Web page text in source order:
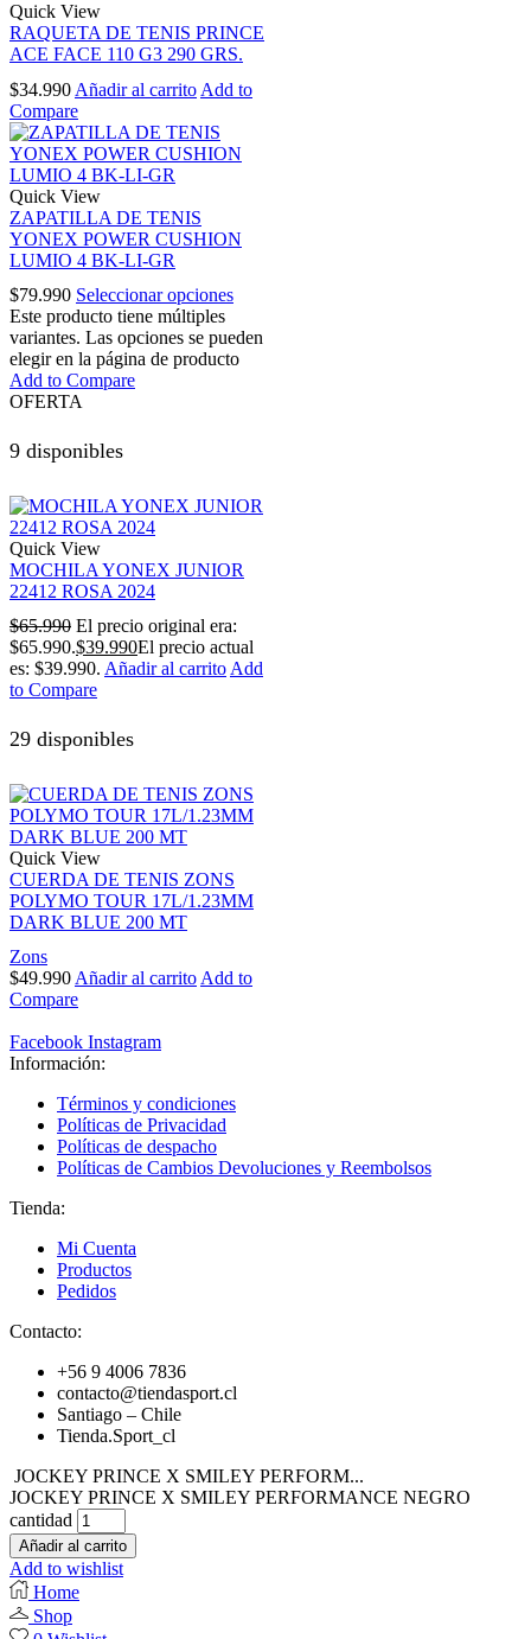
Quick View
RAQUETA DE TENIS PRINCE
ACE FACE 110 G3 290 GRS.
$34.990 Añadir al carrito Add to
Compare
Quick View
ZAPATILLA DE TENIS
YONEX POWER CUSHION
LUMIO 4 BK-LI-GR
$79.990 Seleccionar opciones
Este producto tiene múltiples
variantes. Las opciones se pueden
elegir en la página de producto
Add to Compare
OFERTA
9 disponibles
Quick View
MOCHILA YONEX JUNIOR
22412 ROSA 2024
$65.990 El precio original era:
$65.990.$39.990El precio actual
es: $39.990. Añadir al carrito Add
to Compare
29 disponibles
Quick View
CUERDA DE TENIS ZONS
POLYMO TOUR 17L/1.23MM
DARK BLUE 200 MT
Zons
$49.990 Añadir al carrito Add to
Compare
Facebook Instagram
Información:
Términos y condiciones
Políticas de Privacidad
Políticas de despacho
Políticas de Cambios Devoluciones y Reembolsos
Tienda:
Mi Cuenta
Productos
Pedidos
Contacto:
+56 9 4006 7836
contacto@tiendasport.cl
Santiago – Chile
Tienda.Sport_cl
JOCKEY PRINCE X SMILEY PERFORM...
JOCKEY PRINCE X SMILEY PERFORMANCE NEGRO
cantidad
Añadir al carrito
Add to wishlist
Home
Shop